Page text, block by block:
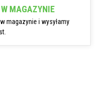
MAGAZYNIE
magazynie i wysyłamy